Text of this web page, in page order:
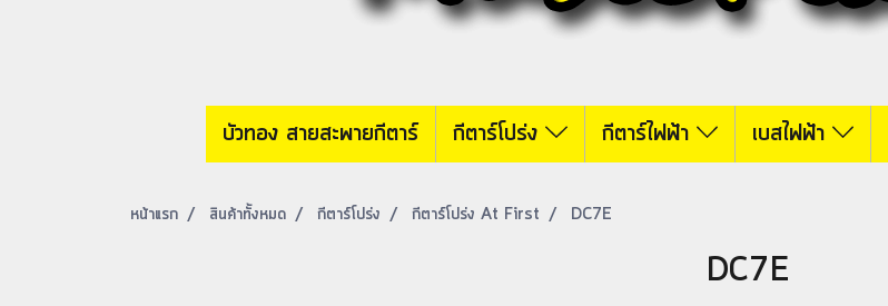
บัวทอง สายสะพายกีตาร์ กีตาร์โปร่ง กีตาร์ไฟฟ้า เบสไฟฟ้า
หน้าแรก สินค้าทั้งหมด กีตาร์โปร่ง กีตาร์โปร่ง At First DC7E
DC7E